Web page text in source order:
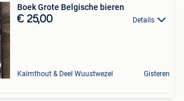
Boek Grote Belgische bieren
€ 25,00 Details
Kalmthout & Deel Wuustwezel Gisteren